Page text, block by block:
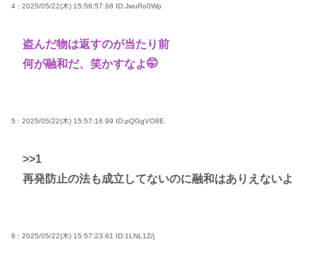
4 : 2025/05/22(木) 15:56:57.68 ID:JwuRo0Wp
盗んだ物は返すのが当たり前
何が融和だ、笑かすなよ🤭
5 : 2025/05/22(木) 15:57:16.99 ID:pQGgVO8E
>>1
再発防止の法も成立してないのに融和はありえないよ
6 : 2025/05/22(木) 15:57:23.61 ID:1LNL1Z/j